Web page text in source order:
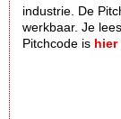
industrie. De
werkbaar. Je
Pitchcode is hier